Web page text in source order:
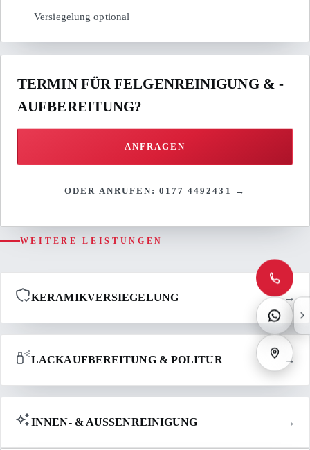
Versiegelung optional
TERMIN FÜR FELGENREINIGUNG & -
AUFBEREITUNG?
ANFRAGEN
ODER ANRUFEN: 0177 4492431 →
WEITERE LEISTUNGEN
KERAMIKVERSIEGELUNG →
LACKAUFBEREITUNG & POLITUR →
INNEN- & AUSSENREINIGUNG →